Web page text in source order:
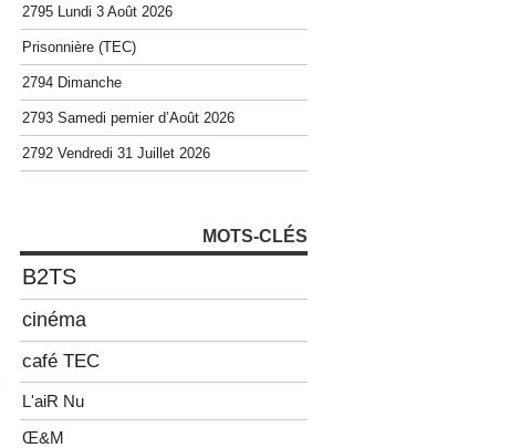
2795 Lundi 3 Août 2026
Prisonnière (TEC)
2794 Dimanche
2793 Samedi pemier d’Août 2026
2792 Vendredi 31 Juillet 2026
MOTS-CLÉS
B2TS
cinéma
café TEC
L'aiR Nu
Œ&M